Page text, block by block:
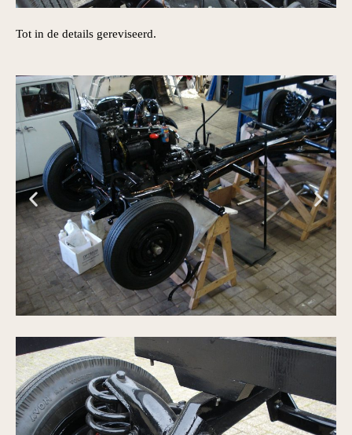
Tot in de details gereviseerd.